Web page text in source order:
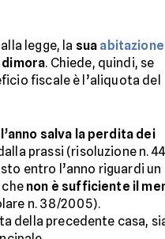
legge, la sua abitazione
. Chiede, quindi, se
fiscale è l’aliquota del
salva la perdita dei
prassi (risoluzione n.
entro l’anno riguardi un
non è sufficiente il
n. 38/2005).
della precedente casa,